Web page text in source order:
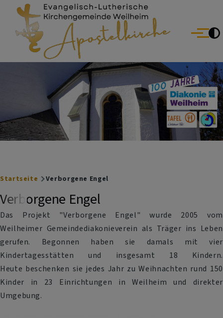
Direkt zum Inhalt
Evang.-Luth. Kirchengemeinde Weilheim
Menü
Breadcrumb
Startseite Verborgene Engel
Verborgene Engel
Das Projekt "Verborgene Engel" wurde 2005 vom
Weilheimer Gemeindediakonieverein als Träger ins Leben
gerufen. Begonnen haben sie damals mit vier
Kindertagesstätten und insgesamt 18 Kindern.
Heute beschenken sie jedes Jahr zu Weihnachten rund 150
Kinder in 23 Einrichtungen in Weilheim und direkter
Umgebung.